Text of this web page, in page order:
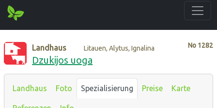
No 1282
Landhaus Litauen, Alytus, Ignalina
Dzukijos uoga
Landhaus Foto Spezialisierung Preise Karte